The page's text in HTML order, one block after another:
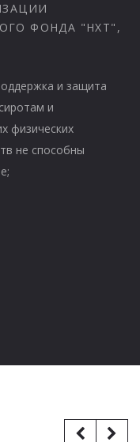
ФОНДА "НХТ",
и защита
и
физических
не способны
 